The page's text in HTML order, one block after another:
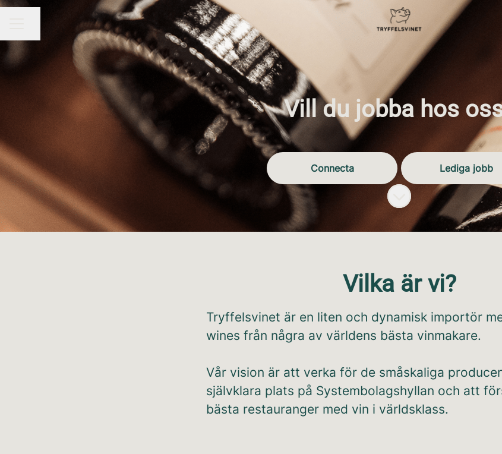
Vill du jobba hos
Connecta
Lediga jobb
Skrolla för mer innehåll
Vilka är vi?
Tryffelsvinet är en liten och dynamisk importör
wines från några av världens bästa vinmakare.
Vår vision är att verka för de småskaliga
självklara plats på Systembolagshyllan och att
bästa restauranger med vin i världsklass.